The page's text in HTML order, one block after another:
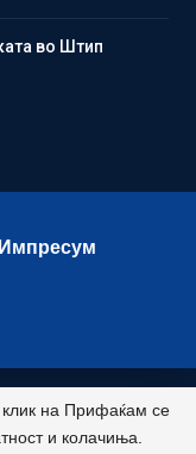
во Штип
Импресум
Reserved.
на Прифаќам се
и колачиња.